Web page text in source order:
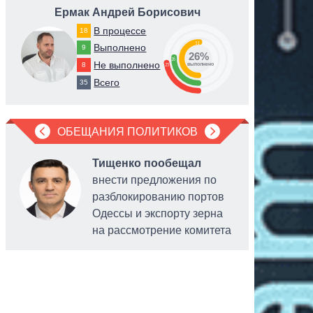
Ермак Андрей Борисович
18 В процессе
9 Выполнено
8 Не выполнено
35 Всего
23
26
51
26%
выполнено
ОБЕЩАНИЯ ПОЛИТИКОВ
Тищенко пообещал
внести предложения по
разблокированию портов
Одессы и экспорту зерна
на рассмотрение комитета